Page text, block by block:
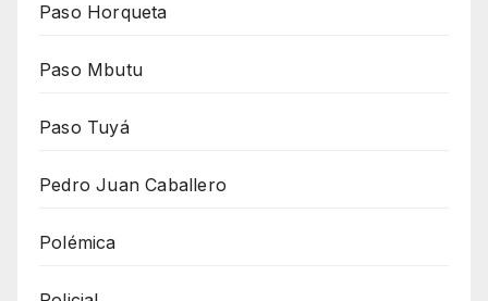
Paso Horqueta
Paso Mbutu
Paso Tuyá
Pedro Juan Caballero
Polémica